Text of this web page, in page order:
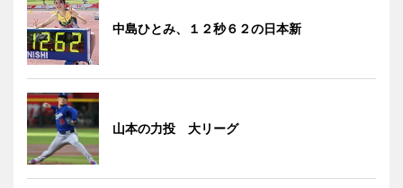
中島ひとみ、１２秒６２の日本新
山本の力投 大リーグ